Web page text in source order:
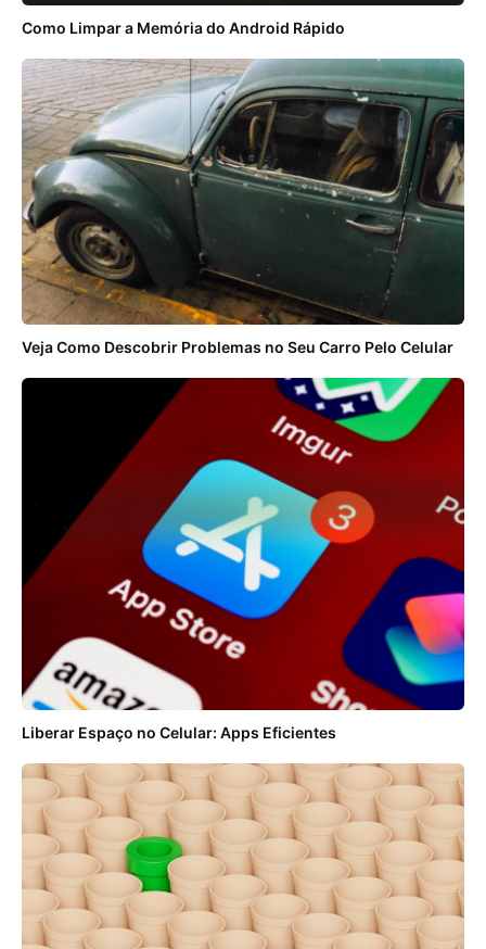
Como Limpar a Memória do Android Rápido
Veja Como Descobrir Problemas no Seu Carro Pelo Celular
Liberar Espaço no Celular: Apps Eficientes